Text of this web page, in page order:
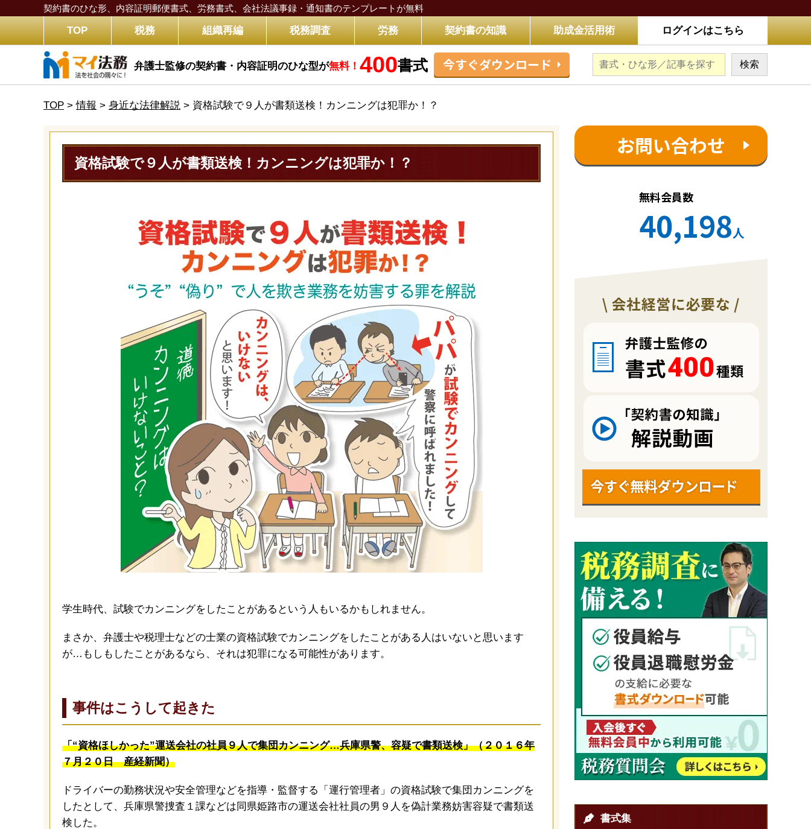
契約書のひな形、内容証明郵便書式、労務書式、 会社法議事録・通知書のテンプレートが無料
TOP 税務 組織再編 税務調査 労務 契約書の知識 助成金活用術 ログインはこちら
弁護士監修の契約書・内容証明のひな型が無料！ 400書式 今すぐダウンロード
TOP >情報 > 身近な法律解説 > 資格試験で９人が書類送検！カンニングは犯罪か！？
資格試験で９人が書類送検！カンニングは犯罪か！？
学生時代、試験でカンニングをしたことがあるという人もいるかもしれません。
まさか、弁護士や税理士などの士業の資格試験でカンニングをしたことがある人はいないと思います
が…もしもしたことがあるなら、それは犯罪になる可能性があります。
事件はこうして起きた
「“資格ほしかった”運送会社の社員９人で集団カンニング…兵庫県警、容疑で書類送検」（２０１６年
７月２０日 産経新聞）
ドライバーの勤務状況や安全管理などを指導・監督する「運行管理者」の資格試験で集団カンニングを
したとして、兵庫県警捜査１課などは同県姫路市の運送会社社員の男９人を偽計業務妨害容疑で書類送
検した。
お問い合わせ
無料会員数
40,198人
書式集